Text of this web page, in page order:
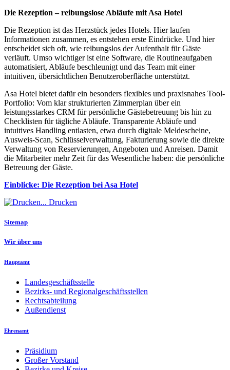
Die Rezeption – reibungslose Abläufe mit Asa Hotel
Die Rezeption ist das Herzstück jedes Hotels. Hier laufen
Informationen zusammen, es entstehen erste Eindrücke. Und hier
entscheidet sich oft, wie reibungslos der Aufenthalt für Gäste
verläuft. Umso wichtiger ist eine Software, die Routineaufgaben
automatisiert, Abläufe beschleunigt und das Team mit einer
intuitiven, übersichtlichen Benutzeroberfläche unterstützt.
Asa Hotel bietet dafür ein besonders flexibles und praxisnahes Tool-
Portfolio: Vom klar strukturierten Zimmerplan über ein
leistungsstarkes CRM für persönliche Gästebetreuung bis hin zu
Checklisten für tägliche Abläufe. Transparente Abläufe und
intuitives Handling entlasten, etwa durch digitale Meldescheine,
Ausweis-Scan, Schlüsselverwaltung, Fakturierung sowie die direkte
Verwaltung von Reservierungen, Angeboten und Anreisen. Damit
die Mitarbeiter mehr Zeit für das Wesentliche haben: die persönliche
Betreuung der Gäste.
Einblicke: Die Rezeption bei Asa Hotel
Drucken
Sitemap
Wir über uns
Hauptamt
Landesgeschäftsstelle
Bezirks- und Regionalgeschäftsstellen
Rechtsabteilung
Außendienst
Ehrenamt
Präsidium
Großer Vorstand